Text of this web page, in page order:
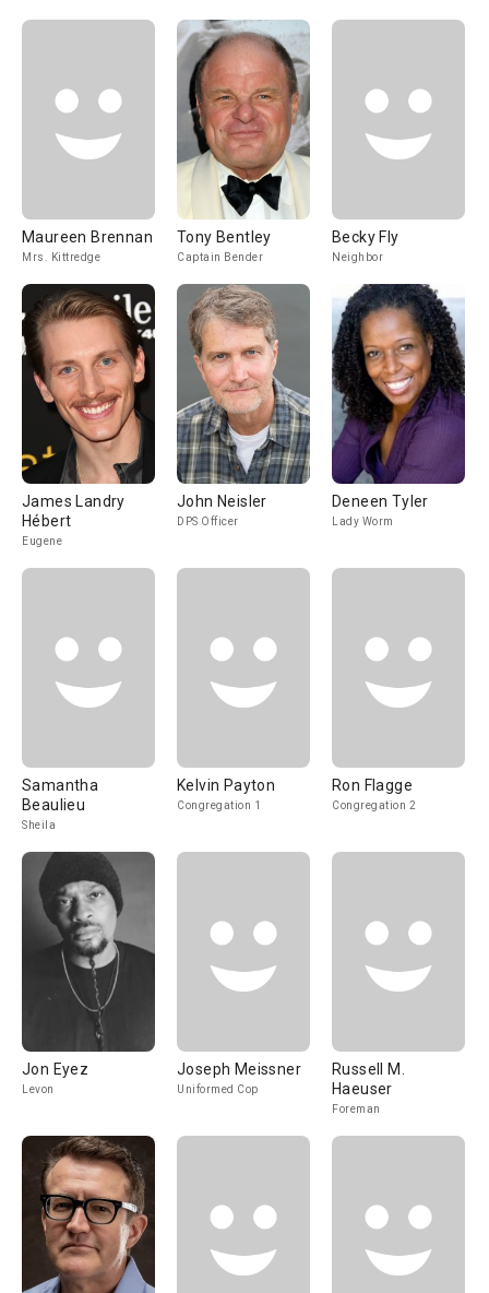
Maureen Brennan
Mrs. Kittredge
Tony Bentley
Captain Bender
Becky Fly
Neighbor
James Landry
Hébert
Eugene
John Neisler
DPS Officer
Deneen Tyler
Lady Worm
Samantha
Beaulieu
Sheila
Kelvin Payton
Congregation 1
Ron Flagge
Congregation 2
Jon Eyez
Levon
Joseph Meissner
Uniformed Cop
Russell M.
Haeuser
Foreman